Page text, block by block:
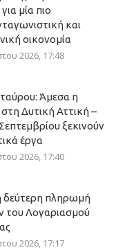
μία πιο
και
οικονομία
2026, 17:48
Άμεσα η
Δυτική Αττική –
ξεκινούν
έργα
2026, 17:40
δεύτερη πληρωμή
του Λογαριασμού
2026, 17:17